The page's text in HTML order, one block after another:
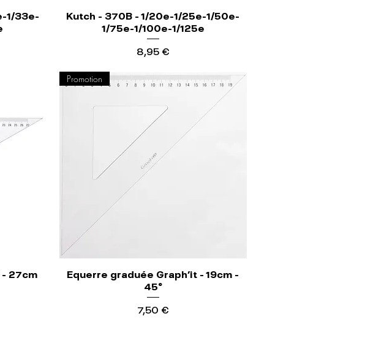
1/33e-
Kutch - 370B - 1/20e-1/25e-1/50e-
1/75e-1/100e-1/125e
Precio
8,95 €
27cm
Promotion
Equerre graduée Graph'it - 19cm -
45°
Precio
7,50 €